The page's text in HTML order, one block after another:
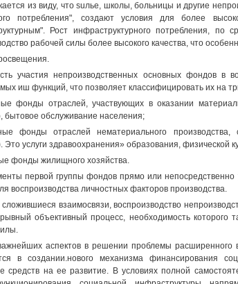
из виду, что suлье, школы, больницы и другие
потребления", создают условия для более
Рост инфраструктурного потребления,
рабочей силы более высокого качества, что
участия непроизводственных основных фондов в
иш функций, что позволяет классифицировать их на
фонды отраслей, участвующих в оказании
бытовое обслуживание населения;
фонды отраслей нематериального
Это услуги здравоохранения» образования, физической
фонды жилищного хозяйства.
первой группы фондов прямо или непосредственно
воспроизводства личностных факторов производства.
взаимосвязи, воспроизводство
объективный процесс, необходимость которого
аспектов в решении проблемы расширенного
в создании.нового механизма финансирования
средств на ее развитие. В условиях полной